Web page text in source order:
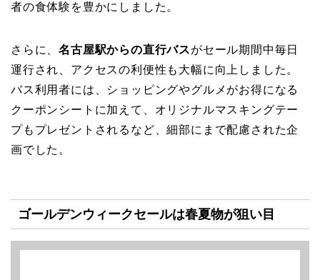
者の食体験を豊かにしました。
さらに、名古屋駅からの直行バスがセール期間中毎日
運行され、アクセスの利便性も大幅に向上しました。
バス利用者には、ショッピングやグルメがお得になる
クーポンシートに加えて、オリジナルマスキングテー
プもプレゼントされるなど、細部にまで配慮された企
画でした。
ゴールデンウィークセールは春夏物が狙い目